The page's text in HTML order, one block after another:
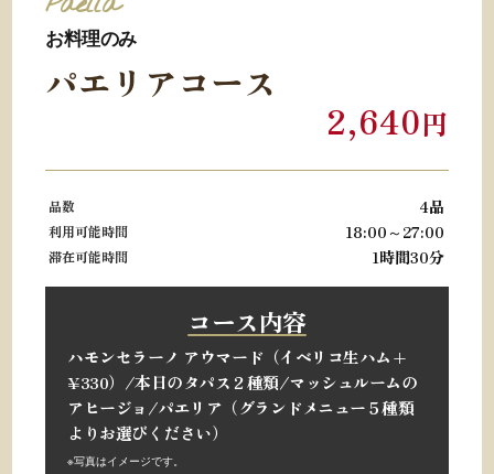
お料理のみ
パエリアコース
2,640円
品数 4品
利用可能時間 18:00～27:00
滞在可能時間 1時間30分
コース内容
ハモンセラーノ アウマード（イベリコ生ハム+
¥330）/本日のタパス２種類/マッシュルームの
アヒージョ/パエリア（グランドメニュー５種類
よりお選びください）
※写真はイメージです。